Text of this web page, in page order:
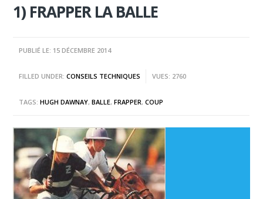
1) FRAPPER LA BALLE
PUBLIÉ LE: 15 DÉCEMBRE 2014
FILLED UNDER:CONSEILS TECHNIQUES VUES: 2760
TAGS:HUGH DAWNAY,BALLE,FRAPPER,COUP